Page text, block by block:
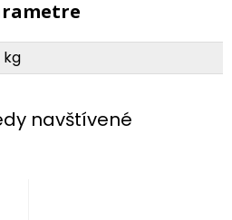
kg
navštívené